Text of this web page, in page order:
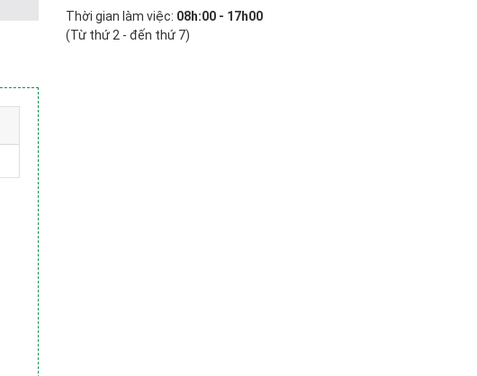
Thời gian làm việc: 08h:00 - 17h00
(Từ thứ 2 - đến thứ 7)